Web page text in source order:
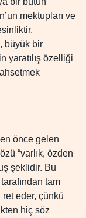
mektupları ve
büyük bir
yaratılış özelliği
önce gelen
“varlık, özden
şeklidir. Bu
tam
ret eder, çünkü
hiç söz